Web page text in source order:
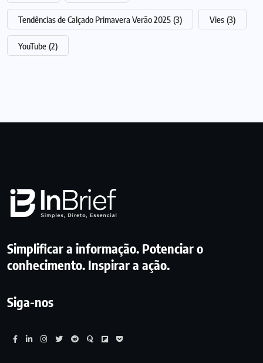
Tendências de Calçado Primavera Verão 2025 (3) Vies (3)
YouTube (2)
Simplificar a informação. Potenciar o
conhecimento. Inspirar a ação.
Siga-nos